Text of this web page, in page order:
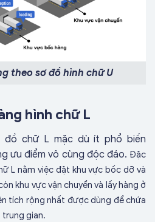
theo sơ đồ hình chữ U
hình chữ L
đồ chữ L mặc dù ít phổ biến
ưu điểm vô cùng độc đáo. Đặc
L nằm việc đặt khu vực bốc dỡ và
khu vực vận chuyển và lấy hàng ở
tích rộng nhất được dùng để chứa
trung gian.